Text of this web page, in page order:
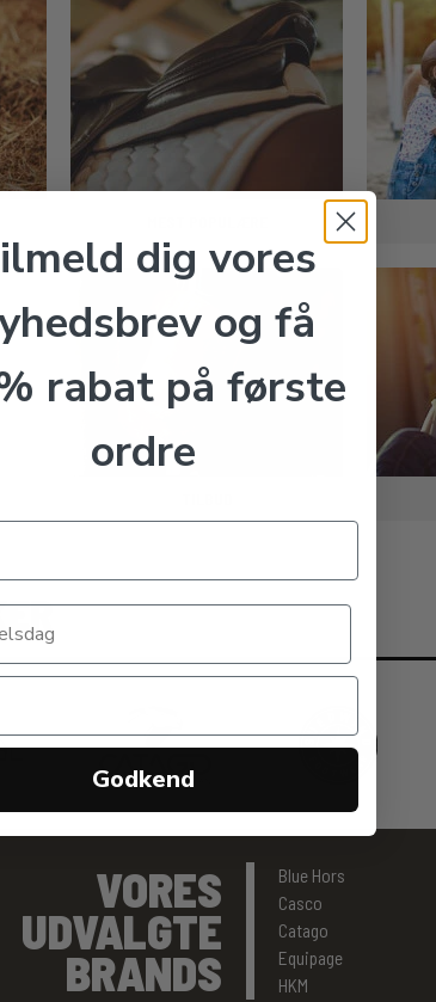
VORES
UDVALGTE
BRANDS
Blue Hors
Casco
Catago
Equipage
HKM
dig vores
og få
rabat på første
ordre
Godkend